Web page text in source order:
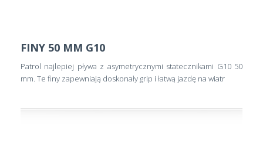
FINY 50 MM G10
Patrol najlepiej pływa z asymetrycznymi statecznikami G10 50
mm. Te finy zapewniają doskonały grip i łatwą jazdę na wiatr